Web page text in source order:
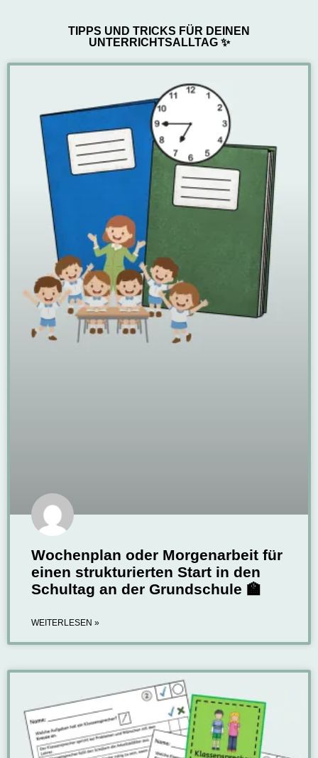
TIPPS UND TRICKS FÜR DEINEN
UNTERRICHTSALLTAG ✨
Wochenplan oder Morgenarbeit für
einen strukturierten Start in den
Schultag an der Grundschule 🏫
WEITERLESEN »